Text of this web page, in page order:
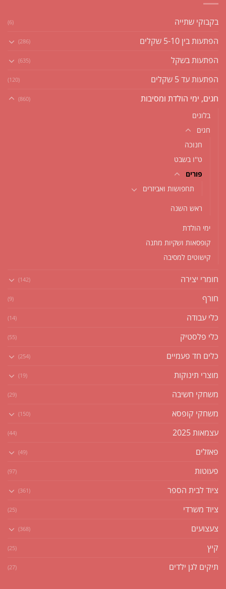
בקבוקי שתייה (6)
הפתעות בין 5-10 שקלים (286)
הפתעות בשקל (635)
הפתעות עד 5 שקלים (120)
חגים, ימי הולדת ומסיבות (860)
בלונים
חגים
חנוכה
ט''ו בשבט
פורים
תחפושות ואביזרים
ראש השנה
ימי הולדת
קופסאות ושקיות מתנה
קישוטים למסיבה
חומרי יצירה (142)
חורף (9)
כלי עבודה (14)
כלי פלסטיק (55)
כלים חד פעמיים (254)
מוצרי תינוקות (19)
משחקי חשיבה (29)
משחקי קופסא (150)
עצמאות 2025 (44)
פאזלים (49)
פעוטות (97)
ציוד לבית הספר (361)
ציוד משרדי (25)
צעצועים (368)
קיץ (25)
תיקים לגן ילדים (27)